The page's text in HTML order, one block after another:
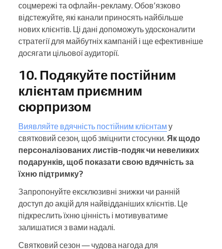
соцмережі та офлайн-рекламу. Обов’язково
відстежуйте, які канали приносять найбільше
нових клієнтів. Ці дані допоможуть удосконалити
стратегії для майбутніх кампаній і ще ефективніше
досягати цільової аудиторії.
10. Подякуйте постійним
клієнтам приємним
сюрпризом
Виявляйте вдячність постійним клієнтам у
святковий сезон, щоб зміцнити стосунки. Як щодо
персоналізованих листів-подяк чи невеликих
подарунків, щоб показати свою вдячність за
їхню підтримку?
Запропонуйте ексклюзивні знижки чи ранній
доступ до акцій для найвідданіших клієнтів. Це
підкреслить їхню цінність і мотивуватиме
залишатися з вами надалі.
Святковий сезон — чудова нагода для